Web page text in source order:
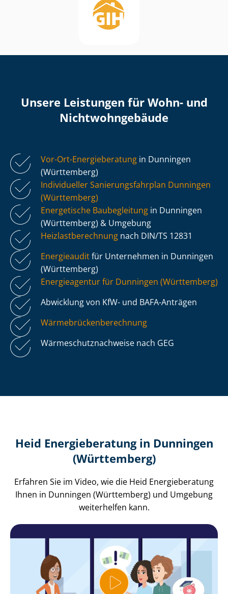
Unsere Leistungen für Wohn- und
Nicht­wohn­ge­bäu­de
Vor-Ort-Energieberatung in Dunningen
(Württemberg)
Individueller Sa­nie­rungs­fahr­plan Dunningen
(Württemberg)
Energetische Baubegleitung in Dunningen
(Württemberg) & Umgebung
Heiz­last­be­rech­nung nach DIN/TS 12831
Energieauditfür Unternehmen in Dunningen
(Württemberg)
Energieagentur für Dunningen (Württemberg)
Abwicklung von KfW- und BAFA-Anträgen
Wär­me­brü­cken­be­rech­nung
Wär­me­schutz­nach­wei­se nach GEG
Heid Energieberatung in Dunningen
(Württemberg)
Erfahren Sie im Video, wie die Heid Energieberatung
Ihnen in Dunningen (Württemberg) und Umgebung
weiterhelfen kann.